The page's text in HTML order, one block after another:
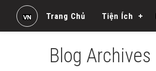
Trang Chủ Tiện Ích
Blog Archives